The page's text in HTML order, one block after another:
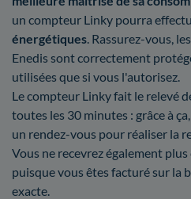
un compteur Linky pourra
énergétiques . Rassurez-vous,
Enedis sont correctement
utilisées que si vous l'autorisez.
Le compteur Linky fait le relevé
toutes les 30 minutes : grâce à
un rendez-vous pour réaliser la
Vous ne recevrez également
puisque vous êtes facturé sur la
exacte.